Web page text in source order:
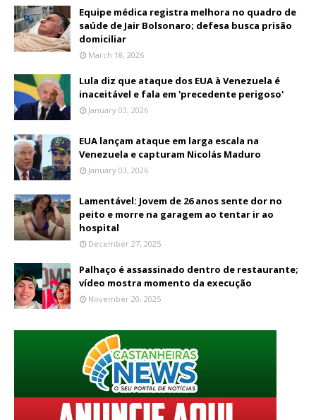
Equipe médica registra melhora no quadro de
saúde de Jair Bolsonaro; defesa busca prisão
domiciliar
March 18, 2026
Lula diz que ataque dos EUA à Venezuela é
inaceitável e fala em 'precedente perigoso'
January 03, 2026
EUA lançam ataque em larga escala na
Venezuela e capturam Nicolás Maduro
January 03, 2026
Lamentável: Jovem de 26 anos sente dor no
peito e morre na garagem ao tentar ir ao
hospital
December 27, 2025
Palhaço é assassinado dentro de restaurante;
vídeo mostra momento da execução
November 20, 2025